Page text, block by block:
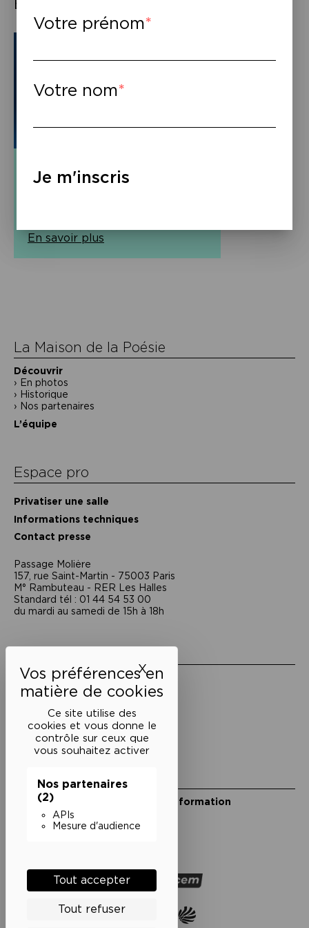
Ce site utilise des
cookies et vous donne le
contrôle sur ceux que
vous souhaitez activer
Nos partenaires
(2)
APIs
Mesure d'audience
Tout accepter
Tout refuser
XMasquer le bandeau des
« Natten » (Nuit)
En savoir plus
La Maison de la Poésie
Découvrir
En photos
Historique
Nos partenaires
L’équipe
Espace pro
Privatiser une salle
Informations techniques
Contact presse
Passage Moliėre
157, rue Saint-Martin - 75003 Paris
M° Rambuteau - RER Les Halles
Standard tél : 01 44 54 53 00
du mardi au samedi de 15h à 18h
Mentions légales
Politique de confidentialité
Conditions générales de vente
Cookies
Restons en lien
Inscrivez-vous à notre lettre d’information
Suivez-nous sur les réseaux
Votre prénom
Votre nom
Je m'inscris